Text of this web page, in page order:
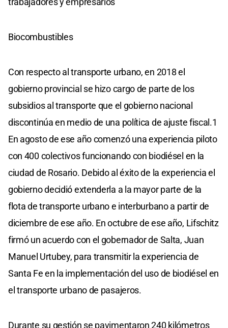
Biocombustibles
Con respecto al transporte urbano, en 2018 el
gobierno provincial se hizo cargo de parte de los
subsidios al transporte que el gobierno nacional
discontinúa en medio de una política de ajuste fiscal.1
En agosto de ese año comenzó una experiencia piloto
con 400 colectivos funcionando con biodiésel en la
ciudad de Rosario. Debido al éxito de la experiencia el
gobierno decidió extenderla a la mayor parte de la
flota de transporte urbano e interburbano a partir de
diciembre de ese año. En octubre de ese año, Lifschitz
firmó un acuerdo con el gobernador de Salta, Juan
Manuel Urtubey, para transmitir la experiencia de
Santa Fe en la implementación del uso de biodiésel en
el transporte urbano de pasajeros.
Durante su gestión se pavimentaron 240 kilómetros